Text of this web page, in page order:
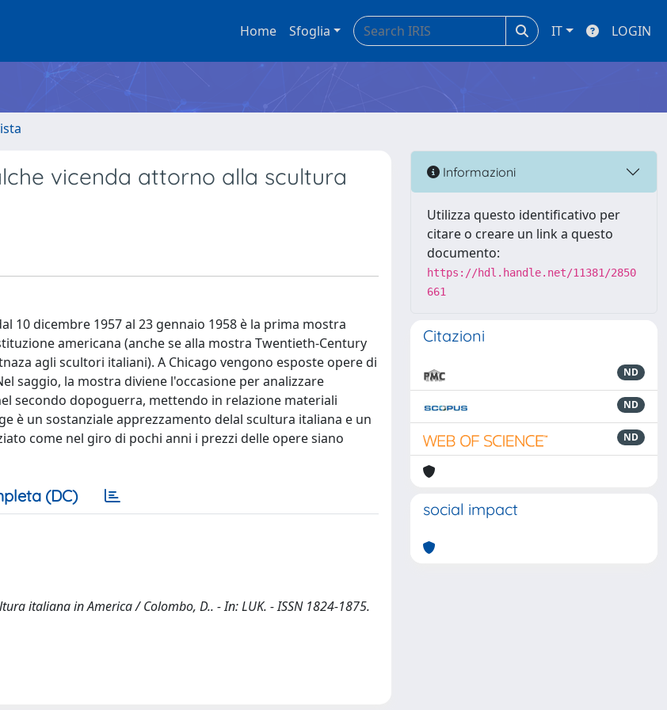
Home Sfoglia IT LOGIN
vicenda attorno alla scultura
10 dicembre 1957 al 23 gennaio 1958 è la prima mostra
americana (anche se alla mostra Twentieth-Century
agli scultori italiani). A Chicago vengono esposte opere di
saggio, la mostra diviene l'occasione per analizzare
secondo dopoguerra, mettendo in relazione materiali
è un sostanziale apprezzamento delal scultura italiana e un
come nel giro di pochi anni i prezzi delle opere siano
(DC)
italiana in America / Colombo, D.. - In: LUK. - ISSN 1824-1875.
Informazioni
Utilizza questo identificativo per
citare o creare un link a questo
documento:
https://hdl.handle.net/11381/2850
661
Citazioni
ND
ND
ND
social impact